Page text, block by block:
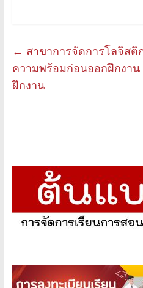
← สาขาการจัดการโลจิสติ
ความพร้อมก่อนออกฝึกงา
ฝึกงาน